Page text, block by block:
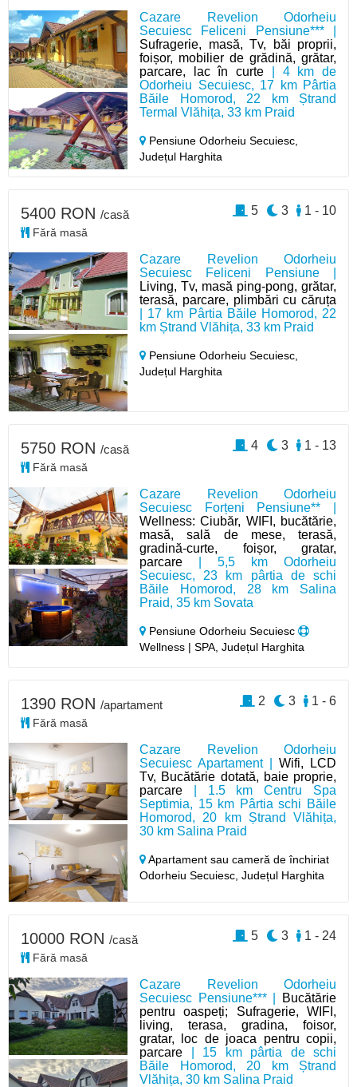
Cazare Revelion Odorheiu
Secuiesc Feliceni Pensiune*** |
Sufragerie, masă, Tv, băi proprii,
foișor, mobilier de grădină, grătar,
parcare, lac în curte | 4 km de
Odorheiu Secuiesc, 17 km Pârtia
Băile Homorod, 22 km Ștrand
Termal Vlăhița, 33 km Praid
Pensiune Odorheiu Secuiesc,
Județul Harghita
Cazare Revelion Odorheiu
Secuiesc Feliceni Pensiune |
Living, Tv, masă ping-pong, grătar,
terasă, parcare, plimbări cu căruța
| 17 km Pârtia Băile Homorod, 22
km Ștrand Vlăhița, 33 km Praid
Pensiune Odorheiu Secuiesc,
Județul Harghita
5400 RON /casă
Fără masă
1 - 10
3
5
Cazare Revelion Odorheiu
Secuiesc Forțeni Pensiune** |
Wellness: Ciubăr, WIFI, bucătărie,
masă, sală de mese, terasă,
gradină-curte, foișor, gratar,
parcare | 5,5 km Odorheiu
Secuiesc, 23 km pârtia de schi
Băile Homorod, 28 km Salina
Praid, 35 km Sovata
Pensiune Odorheiu Secuiesc
Wellness | SPA, Județul Harghita
5750 RON /casă
Fără masă
1 - 13
3
4
Cazare Revelion Odorheiu
Secuiesc Apartament |Wifi, LCD
Tv, Bucătărie dotată, baie proprie,
parcare | 1.5 km Centru Spa
Septimia, 15 km Pârtia schi Băile
Homorod, 20 km Ștrand Vlăhița,
30 km Salina Praid
Apartament sau cameră de închiriat
Odorheiu Secuiesc,Județul Harghita
1390 RON /apartament
Fără masă
1 - 6
3
2
Cazare Revelion Odorheiu
Secuiesc Pensiune*** |
Bucătărie
pentru oaspeți; Sufragerie, WIFI,
living, terasa, gradina, foisor,
gratar, loc de joaca pentru copii,
parcare | 15 km pârtia de schi
Băile Homorod, 20 km Ștrand
Vlăhița, 30 km Salina Praid
10000 RON /casă
Fără masă
1 - 24
3
5